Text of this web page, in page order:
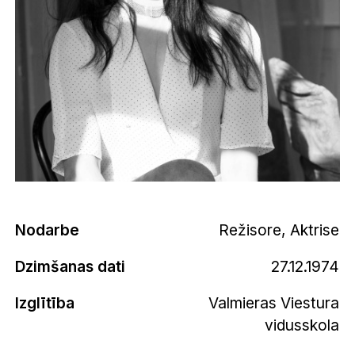
Nodarbe
Režisore, Aktrise
Dzimšanas dati
27.12.1974
Izglītība
Valmieras Viestura
vidusskola